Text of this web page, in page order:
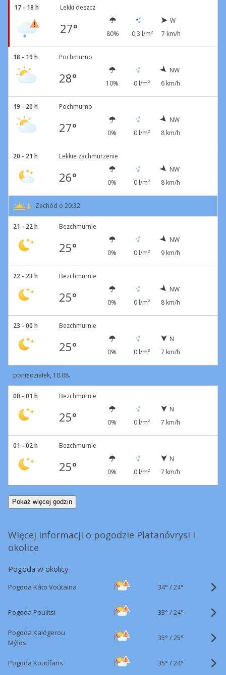
17 - 18 h Lekki deszcz
27° 80% 0,3 l/m²
W
7 km/h
18 - 19 h Pochmurno
28° 10% 0 l/m²
NW
6 km/h
19 - 20 h Pochmurno
27° 0% 0 l/m²
NW
8 km/h
20 - 21 h Lekkie zachmurzenie
26° 0% 0 l/m²
NW
8 km/h
Zachód o 20:32
21 - 22 h Bezchmurnie
25° 0% 0 l/m²
NW
9 km/h
22 - 23 h Bezchmurnie
25° 0% 0 l/m²
NW
8 km/h
23 - 00 h Bezchmurnie
25° 0% 0 l/m²
N
7 km/h
poniedziałek, 10.08.
00 - 01 h Bezchmurnie
25° 0% 0 l/m²
N
7 km/h
01 - 02 h Bezchmurnie
25° 0% 0 l/m²
N
7 km/h
Pokaż więcej godzin
Więcej informacji o pogodzie Platanóvrysi i
okolice
Pogoda w okolicy
Pogoda Káto Voútaina 34° /24°
Pogoda Poulítsi 33° /24°
Pogoda Kalógerou
Mýlos
35° /25°
Pogoda Koutífaris 35° /24°